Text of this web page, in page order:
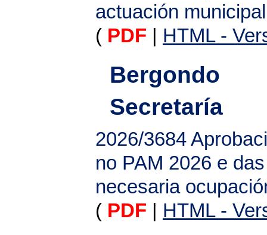
actuación
( PDF HTML -
Bergondo
Secretaría
2026/3684
no PAM 2026 e
necesaria
( PDF HTML -